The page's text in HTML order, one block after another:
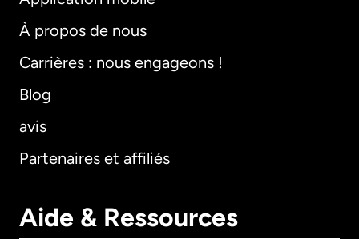
À propos de nous
Carrières : nous engageons !
Blog
avis
Partenaires et affiliés
Aide & Ressources